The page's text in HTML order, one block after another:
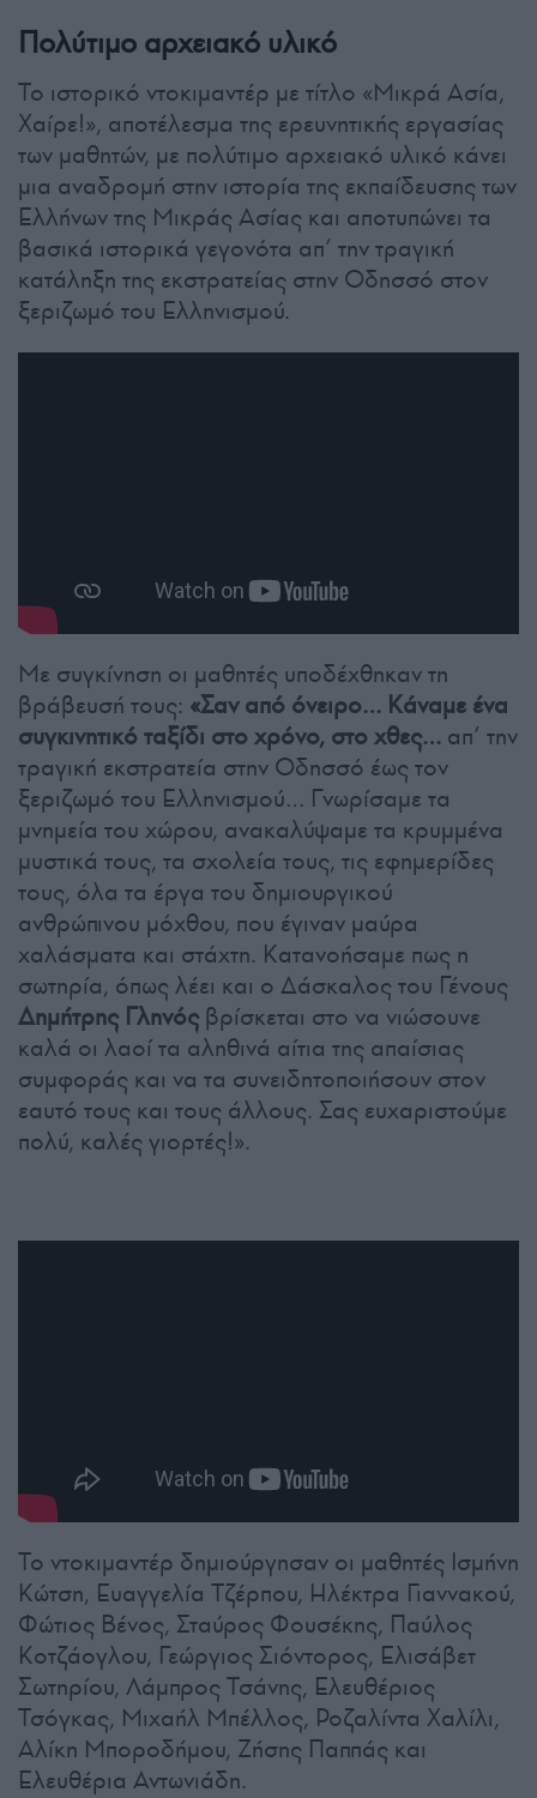
Πολύτιμο αρχειακό υλικό
Το ιστορικό ντοκιμαντέρ με τίτλο «Μικρά Ασία,
Χαίρε!», αποτέλεσμα της ερευνητικής εργασίας
των μαθητών, με πολύτιμο αρχειακό υλικό κάνει
μια αναδρομή στην ιστορία της εκπαίδευσης των
Ελλήνων της Μικράς Ασίας και αποτυπώνει τα
βασικά ιστορικά γεγονότα απ’ την τραγική
κατάληξη της εκστρατείας στην Οδησσό στον
ξεριζωμό του Ελληνισμού.
Με συγκίνηση οι μαθητές υποδέχθηκαν τη
βράβευσή τους: «Σαν από όνειρο… Κάναμε ένα
συγκινητικό ταξίδι στο χρόνο, στο χθες… απ’ την
τραγική εκστρατεία στην Οδησσό έως τον
ξεριζωμό του Ελληνισμού… Γνωρίσαμε τα
μνημεία του χώρου, ανακαλύψαμε τα κρυμμένα
μυστικά τους, τα σχολεία τους, τις εφημερίδες
τους, όλα τα έργα του δημιουργικού
ανθρώπινου μόχθου, που έγιναν μαύρα
χαλάσματα και στάχτη. Κατανοήσαμε πως η
σωτηρία, όπως λέει και ο Δάσκαλος του Γένους
Δημήτρης Γληνόςβρίσκεται στο να νιώσουνε
καλά οι λαοί τα αληθινά αίτια της απαίσιας
συμφοράς και να τα συνειδητοποιήσουν στον
εαυτό τους και τους άλλους. Σας ευχαριστούμε
πολύ, καλές γιορτές!».
Το ντοκιμαντέρ δημιούργησαν οι μαθητές Ισμήνη
Κώτση, Ευαγγελία Τζέρπου, Ηλέκτρα Γιαννακού,
Φώτιος Βένος, Σταύρος Φουσέκης, Παύλος
Κοτζάογλου, Γεώργιος Σιόντορος, Ελισάβετ
Σωτηρίου, Λάμπρος Τσάνης, Ελευθέριος
Τσόγκας, Μιχαήλ Μπέλλος, Ροζαλίντα Χαλίλι,
Αλίκη Μποροδήμου, Ζήσης Παππάς και
Ελευθέρια Αντωνιάδη.